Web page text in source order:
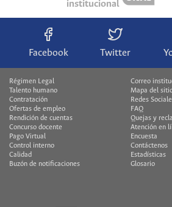
institucional
Facebook Twitter
Régimen Legal
Talento humano
Contratación
Ofertas de empleo
Rendición de cuentas
Concurso docente
Pago Virtual
Control interno
Calidad
Buzón de notificaciones
Correo
Mapa del
Redes
FAQ
Quejas y
Atención en
Encuesta
Contáctenos
Estadísticas
Glosario